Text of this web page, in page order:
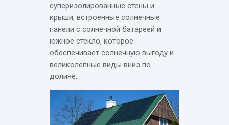
суперизолированные стены и
крыши, встроенные солнечные
панели с солнечной батареей и
южное стекло, которое
обеспечивает солнечную выгоду и
великолепные виды вниз по
долине.